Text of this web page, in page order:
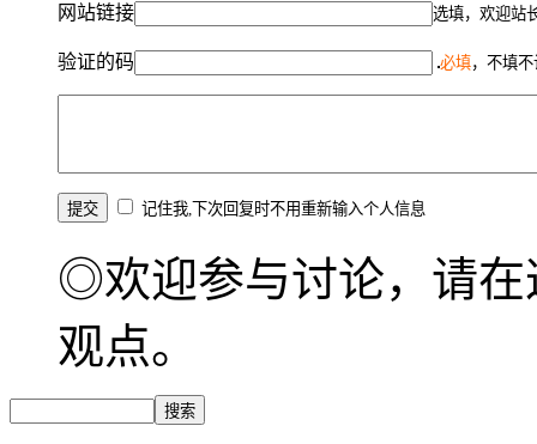
网站链接 选填，欢迎站
验证的码 必填，不填
记住我,下次回复时不用重新输入个人信息
◎欢迎参与讨论，请在
观点。